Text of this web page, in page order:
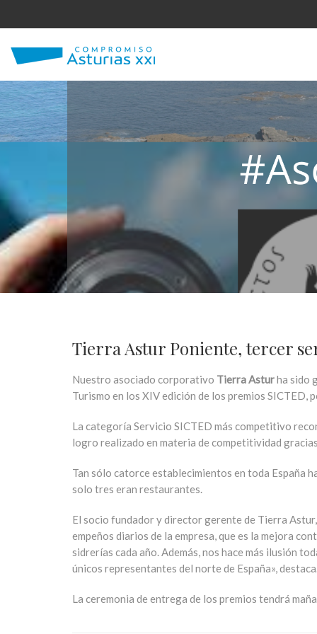
Tierra Astur Poniente, tercer
Nuestro asociado corporativo Tierra Asturha sido
Turismo en los XIV edición de los premios
La categoría Servicio SICTED más competitivo
logro realizado en materia de competitividad
Tan sólo catorce establecimientos en toda España
solo tres eran restaurantes.
El socio fundador y director gerente de Tierra
empeños diarios de la empresa, que es la mejora
sidrerías cada año. Además, nos hace más ilusión
únicos representantes del norte de España»,
La ceremonia de entrega de los premios tendrá